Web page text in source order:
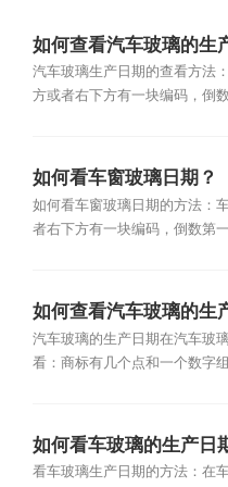
如何查看汽车玻璃的生
汽车玻璃生产日期的查看方法
方或者右下方有一块编码，倒
如何看车窗玻璃日期？
如何看车窗玻璃日期的方法：
者右下方有一块编码，倒数第一
如何查看汽车玻璃的生
汽车玻璃的生产日期在汽车玻
看：商标有几个点和一个数字组
如何看车玻璃的生产日
看车玻璃生产日期的方法：在